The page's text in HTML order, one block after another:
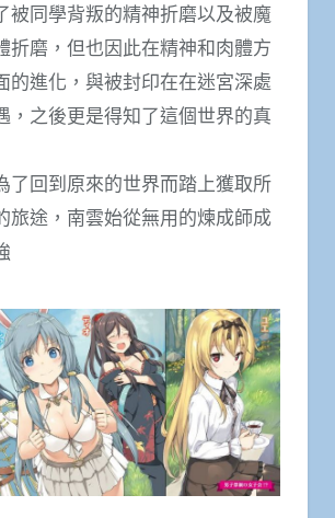
被同學背叛的精神折磨以及被魔
折磨，但也因此在精神和肉體方
的進化，與被封印在在迷宮深處
，之後更是得知了這個世界的真
了回到原來的世界而踏上獲取所
旅途，南雲始從無用的煉成師成